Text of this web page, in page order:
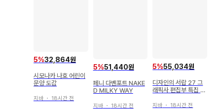
5%32,864원
시모나카 나호 어린이
문양 도감
지바 ・ 18시간 전
5%51,440원
페니 다벤포트 NAKE
D MILKY WAY
지바・ 18시간 전
5%55,034원
디자인의 서랍 27 그
래픽사 편집부 특집 현
지바 ・ 18시간 전